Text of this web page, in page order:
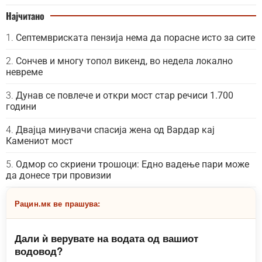
Најчитано
Септемвриската пензија нема да порасне исто за сите
Сончев и многу топол викенд, во недела локално
невреме
Дунав се повлече и откри мост стар речиси 1.700
години
Двајца минувачи спасија жена од Вардар кај
Камениот мост
Одмор со скриени трошоци: Едно вадење пари може
да донесе три провизии
Рацин.мк ве прашува:
Дали ѝ верувате на водата од вашиот
водовод?